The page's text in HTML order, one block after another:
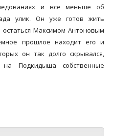
и все меньше об
улик. Он уже готов жить
Максимом Антоновым
прошлое находит его и
он так долго скрывался,
Подкидыша собственные